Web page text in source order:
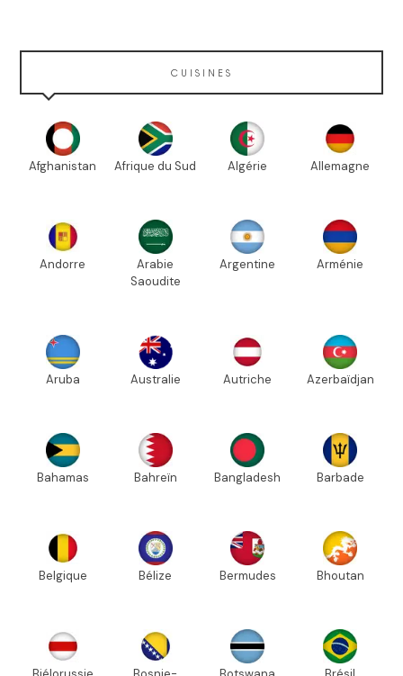
CUISINES
Afghanistan Afrique du Sud Algérie Allemagne
Andorre
Arabie
Saoudite
Argentine Arménie
Aruba Australie Autriche Azerbaïdjan
Bahamas Bahreïn Bangladesh Barbade
Belgique Bélize Bermudes Bhoutan